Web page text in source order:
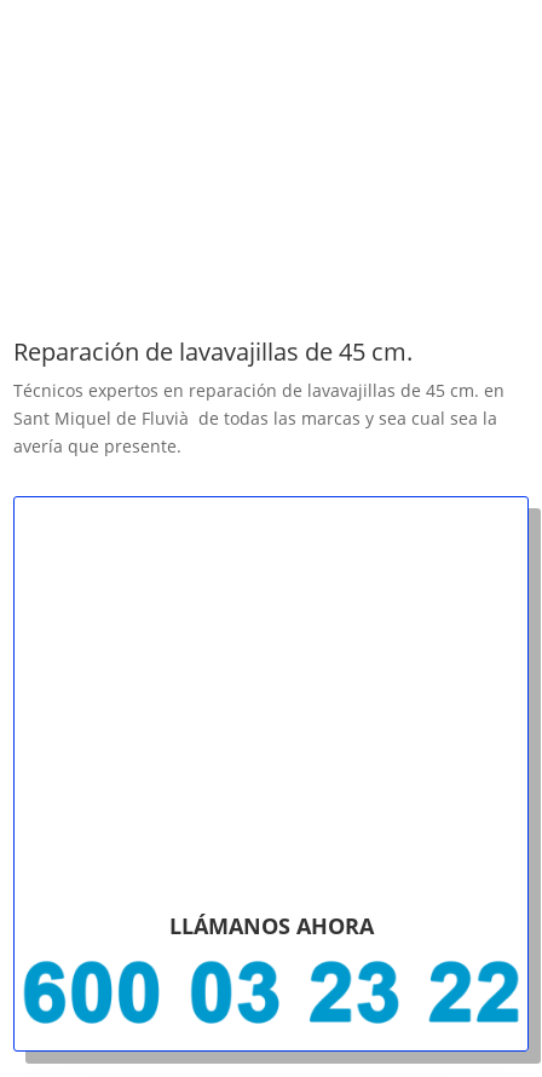
Reparación de lavavajillas de 45 cm.
Técnicos expertos en reparación de lavavajillas de 45 cm. en
Sant Miquel de Fluvià de todas las marcas y sea cual sea la
avería que presente.
LLÁMANOS AHORA